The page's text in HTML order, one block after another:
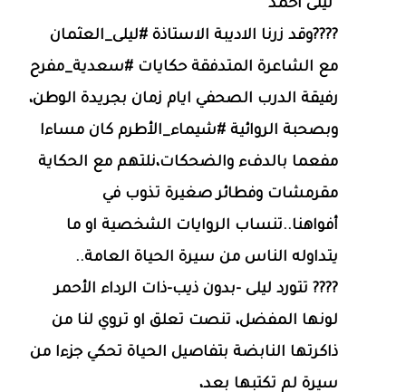
ليلى احمد
????وقد زرنا الاديبة الاستاذة #ليلى_العثمان
مع الشاعرة المتدفقة حكايات #سعدية_مفرح
رفيقة الدرب الصحفي ايام زمان بجريدة الوطن،
وبصحبة الروائية #شيماء_الأطرم كان مساءا
مفعما بالدفء والضحكات،نلتهم مع الحكاية
مقرمشات وفطائر صغيرة تذوب في
أفواهنا..تنساب الروايات الشخصية او ما
يتداوله الناس من سيرة الحياة العامة..
???? تتورد ليلى -بدون ذيب-ذات الرداء الأحمر
لونها المفضل، تنصت تعلق او تروي لنا من
ذاكرتها النابضة بتفاصيل الحياة تحكي جزءا من
سيرة لم تكتبها بعد،